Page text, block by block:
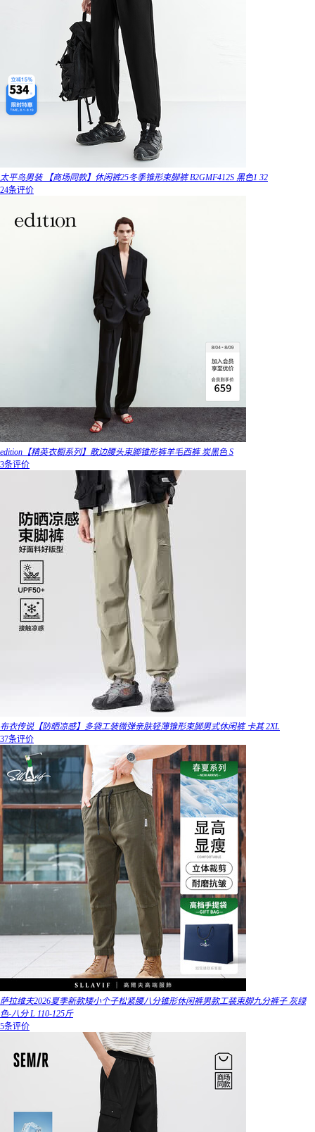
太平鸟男装 【商场同款】休闲裤25冬季锥形束脚裤 B2GMF412S 黑色1 32
24条评价
edition【精英衣橱系列】散边腰头束脚锥形裤羊毛西裤 炭黑色 S
3条评价
布衣传说【防晒凉感】多袋工装微弹亲肤轻薄锥形束脚男式休闲裤 卡其 2XL
37条评价
萨拉维夫2026夏季新款矮小个子松紧腰八分锥形休闲裤男款工装束脚九分裤子 灰绿
色-八分 L 110-125斤
5条评价